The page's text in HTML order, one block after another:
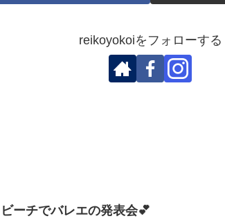
reikoyokoiをフォローする
ビーチでバレエの発表会💕